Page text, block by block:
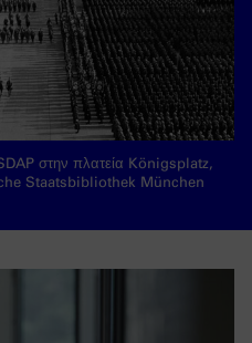
στην πλατεία Königsplatz,
Staatsbibliothek München